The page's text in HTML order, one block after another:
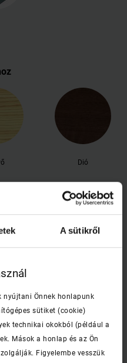
A sütikről
nyújtani Önnek honlapunk
sütiket (cookie)
technikai okokból (például a
Mások a honlap és az Ön
Figyelembe vesszük
Dió